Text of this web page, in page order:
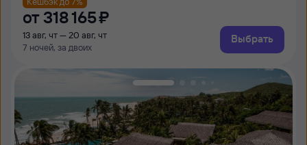
от 318 ⁠165 ⁠₽
13 авг, чт — 20 авг, чт
7 ночей, за двоих
Выбрать